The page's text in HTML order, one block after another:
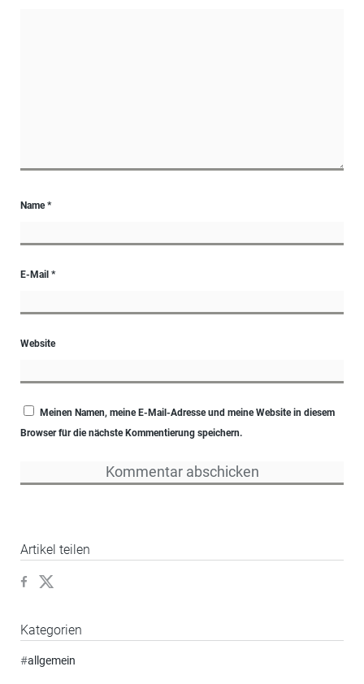
Name*
E-Mail *
Website
Meinen Namen, meine E-Mail-Adresse und meine Website in diesem
Browser für die nächste Kommentierung speichern.
Artikel teilen
Kategorien
#allgemein